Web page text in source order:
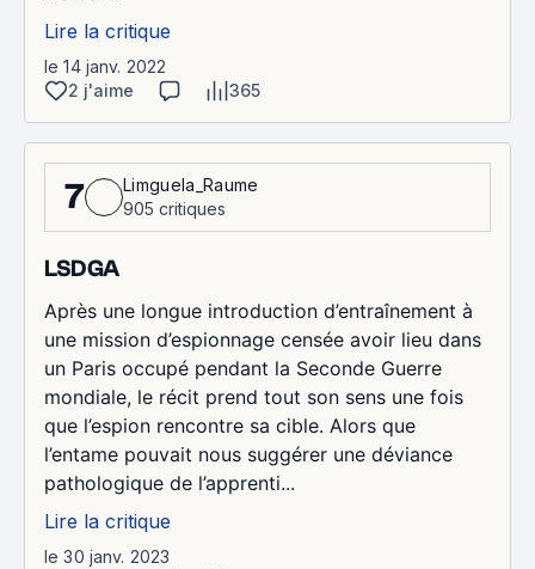
Lire la critique
le 14 janv. 2022
2 j'aime
365
7
Limguela_Raume
905 critiques
LSDGA
Après une longue introduction d’entraînement à
une mission d’espionnage censée avoir lieu dans
un Paris occupé pendant la Seconde Guerre
mondiale, le récit prend tout son sens une fois
que l’espion rencontre sa cible. Alors que
l’entame pouvait nous suggérer une déviance
pathologique de l’apprenti...
Lire la critique
le 30 janv. 2023